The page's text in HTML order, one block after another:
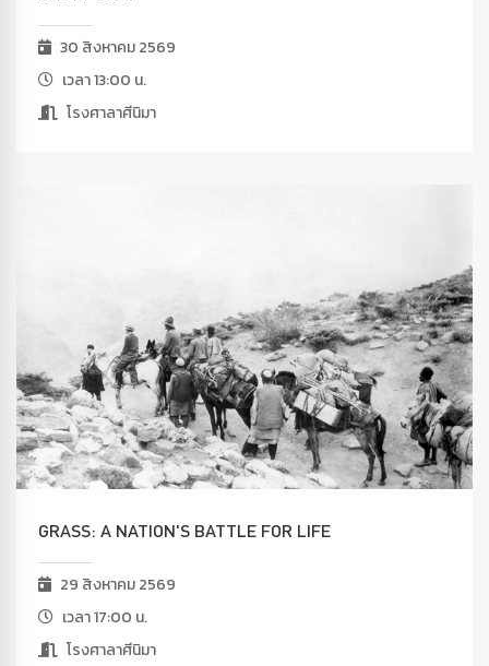
30 สิงหาคม 2569
เวลา 13:00 น.
โรงศาลาศีนิมา
GRASS: A NATION'S BATTLE FOR LIFE
29 สิงหาคม 2569
เวลา 17:00 น.
โรงศาลาศีนิมา